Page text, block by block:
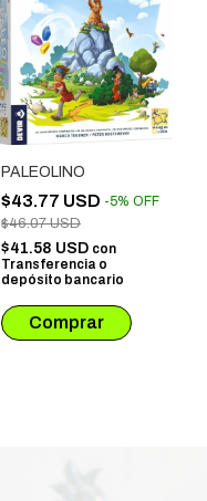
PALEOLINO
$43.77 USD -5% OFF
$46.07 USD
$41.58 USD con
Transferencia o
depósito bancario